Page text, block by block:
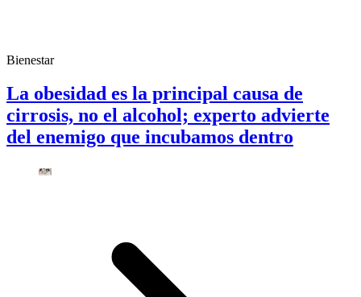
Bienestar
La obesidad es la principal causa de
cirrosis, no el alcohol; experto advierte
del enemigo que incubamos dentro